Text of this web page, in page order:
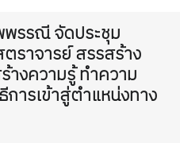
พรรณี จัดประชุม
ราจารย์ สรรสร้าง
างความรู้ ทำความ
การเข้าสู่ตำแหน่งทาง